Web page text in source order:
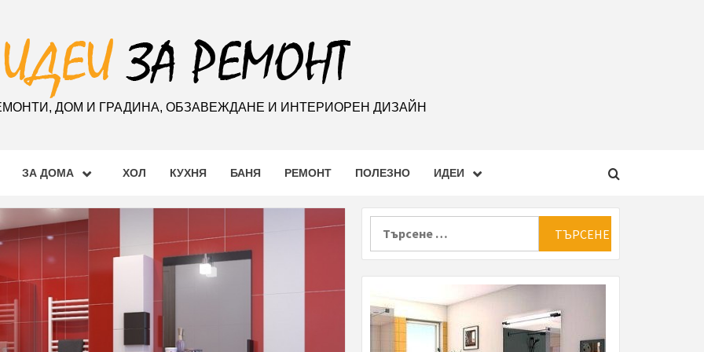
ДОМ И ГРАДИНА, ОБЗАВЕЖДАНЕ И ИНТЕРИОРЕН ДИЗАЙН
ЗА ДОМА ХОЛ КУХНЯ БАНЯ РЕМОНТ ПОЛЕЗНО ИДЕИ